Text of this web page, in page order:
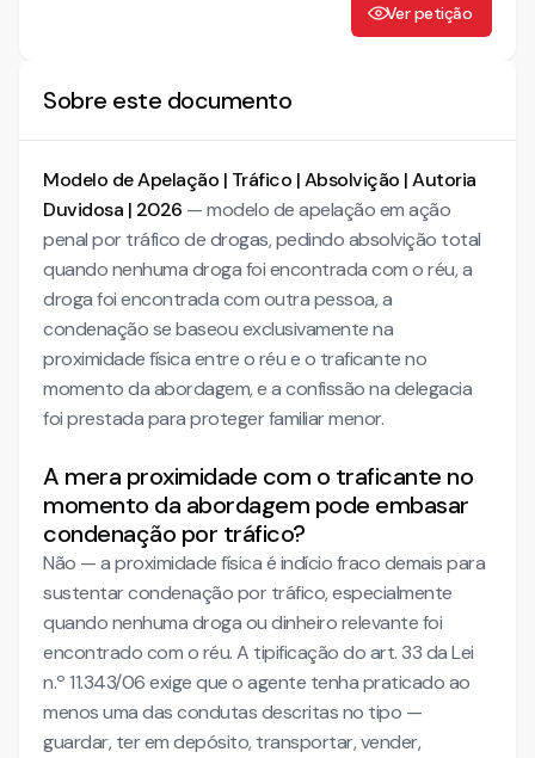
Ver petição
Sobre este documento
Modelo de Apelação | Tráfico | Absolvição | Autoria
Duvidosa | 2026 — modelo de apelação em ação
penal por tráfico de drogas, pedindo absolvição total
quando nenhuma droga foi encontrada com o réu, a
droga foi encontrada com outra pessoa, a
condenação se baseou exclusivamente na
proximidade física entre o réu e o traficante no
momento da abordagem, e a confissão na delegacia
foi prestada para proteger familiar menor.
A mera proximidade com o traficante no
momento da abordagem pode embasar
condenação por tráfico?
Não — a proximidade física é indício fraco demais para
sustentar condenação por tráfico, especialmente
quando nenhuma droga ou dinheiro relevante foi
encontrado com o réu. A tipificação do art. 33 da Lei
n.º 11.343/06 exige que o agente tenha praticado ao
menos uma das condutas descritas no tipo —
guardar, ter em depósito, transportar, vender,